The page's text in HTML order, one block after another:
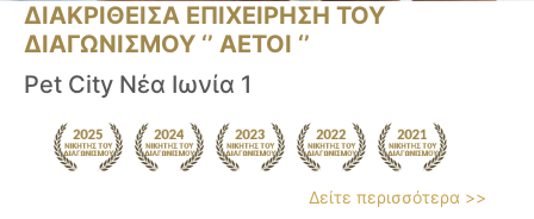
ΔΙΑΚΡΙΘΕΙΣΑ ΕΠΙΧΕΙΡΗΣΗ ΤΟΥ
ΔΙΑΓΩΝΙΣΜΟΥ ‘’ ΑΕΤΟΙ ‘’
Pet City Νέα Ιωνία 1
Δείτε περισσότερα >>